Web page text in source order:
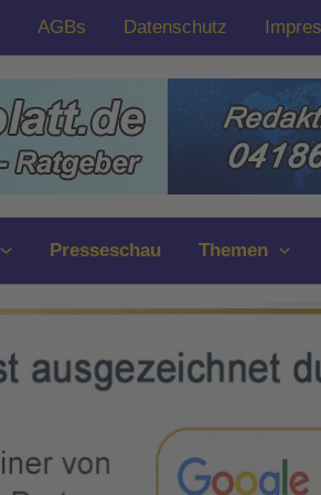
AGBs Datenschutz
Presseschau Themen